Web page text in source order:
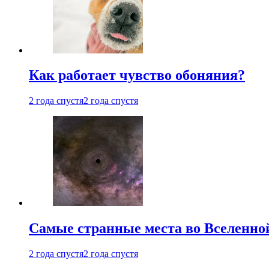
Как работает чувство обоняния?
2 года спустя2 года спустя
Самые странные места во
2 года спустя2 года спустя